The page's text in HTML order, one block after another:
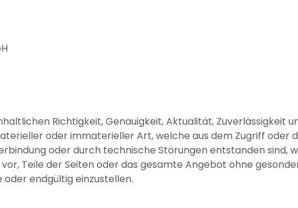
Richtigkeit, Genauigkeit, Aktualität, Zuverlässigkeit
oder immaterieller Art, welche aus dem Zugriff oder
oder durch technische Störungen entstanden sind,
Teile der Seiten oder das gesamte Angebot ohne
endgültig einzustellen.